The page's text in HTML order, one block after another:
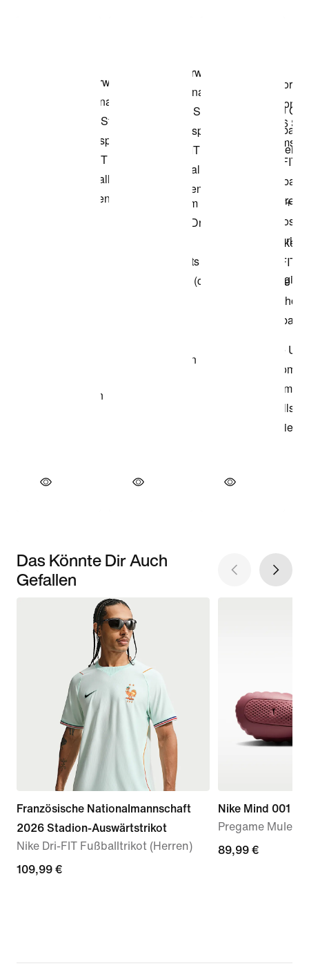
Das Könnte Dir Auch
Gefallen
Französische Nationalmannschaft
2026 Stadion-Auswärtstrikot
Nike Dri-FIT Fußballtrikot (Herren)
109,99 €
109,99 €
Nike Mind 001
Pregame Mule
89,99 €
89,99 €